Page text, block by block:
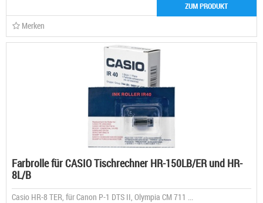
ZUM PRODUKT
Merken
Farbrolle für CASIO Tischrechner HR-150LB/ER und HR-
8L/B
Casio HR-8 TER, für Canon P-1 DTS II, Olympia CM 711 ...